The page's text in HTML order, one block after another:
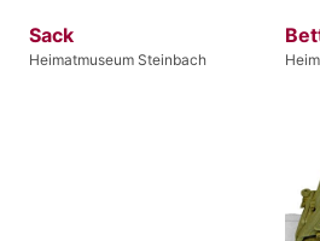
Sack
Heimatmuseum Steinbach